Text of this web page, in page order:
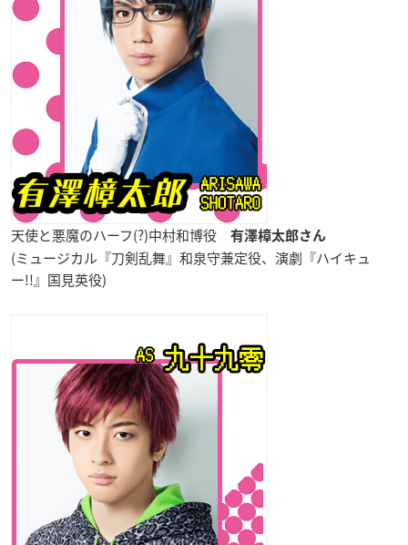
天使と悪魔のハーフ(?)中村和博役 有澤樟太郎さん
(ミュージカル『刀剣乱舞』和泉守兼定役、演劇『ハイキュ
ー!!』国見英役)